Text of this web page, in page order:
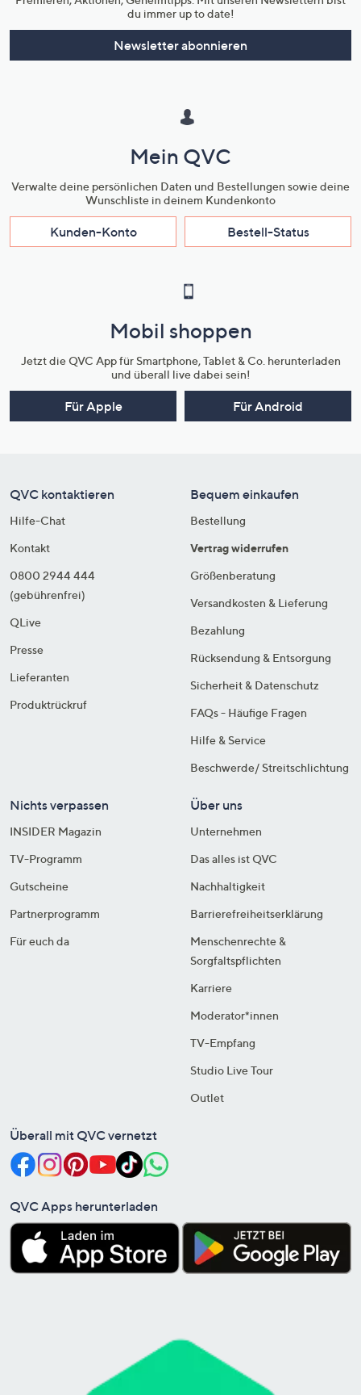
du immer up to date!
Newsletter abonnieren
Mein QVC
Verwalte deine persönlichen Daten und Bestellungen sowie deine
Wunschliste in deinem Kundenkonto
Kunden-Konto Bestell-Status
Mobil shoppen
Jetzt die QVC App für Smartphone, Tablet & Co. herunterladen
und überall live dabei sein!
Für Apple Für Android
QVC kontaktieren
Hilfe-Chat
Kontakt
0800 2944 444
(gebührenfrei)
QLive
Presse
Lieferanten
Produktrückruf
Bequem einkaufen
Bestellung
Vertrag widerrufen
Größenberatung
Versandkosten & Lieferung
Bezahlung
Rücksendung & Entsorgung
Sicherheit & Datenschutz
FAQs - Häufige Fragen
Hilfe & Service
Beschwerde/ Streitschlichtung
Nichts verpassen
INSIDER Magazin
TV-Programm
Gutscheine
Partnerprogramm
Für euch da
Über uns
Unternehmen
Das alles ist QVC
Nachhaltigkeit
Barrierefreiheitserklärung
Menschenrechte &
Sorgfaltspflichten
Karriere
Moderator*innen
TV-Empfang
Studio Live Tour
Outlet
Überall mit QVC vernetzt
QVC Apps herunterladen